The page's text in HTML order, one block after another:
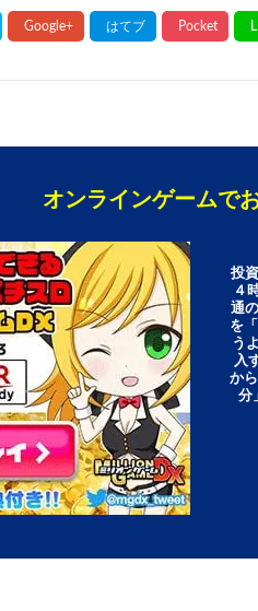
オンラインゲームで
投
４
通
を
う
入
か
分